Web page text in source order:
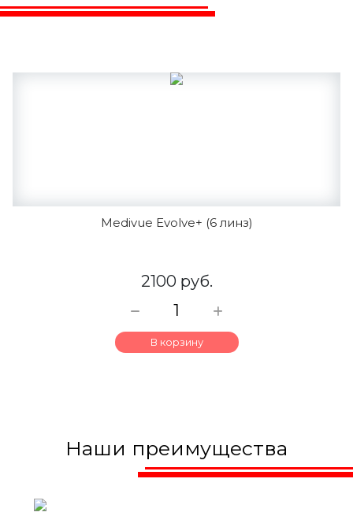
Medivue Evolve+ (6 линз)
2100 руб.
В корзину
Наши преимущества